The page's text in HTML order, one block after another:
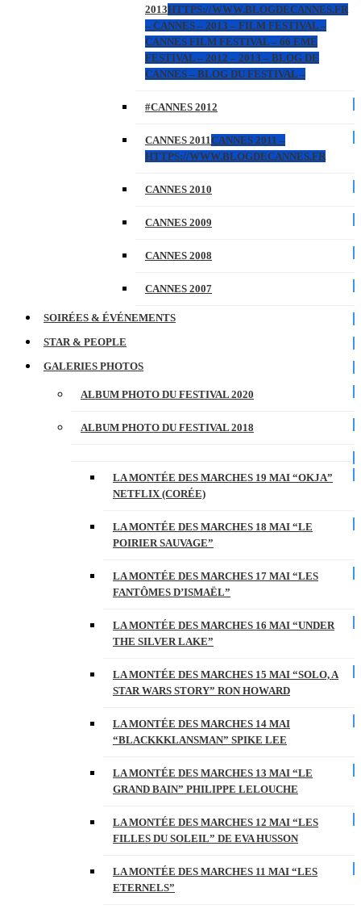
2013HTTPS://WWW.BLOGDECANNES.FR
– CANNES – 2013 – FILM FESTIVAL –
CANNES FILM FESTIVAL – 66 EME
FESTIVAL – 2012 – 2013 – BLOG DE
CANNES – BLOG DU FESTIVAL –
#CANNES 2012
CANNES 2011CANNES 2011 –
HTTPS://WWW.BLOGDECANNES.FR
CANNES 2010
CANNES 2009
CANNES 2008
CANNES 2007
SOIRÉES & ÉVÉNEMENTS
STAR & PEOPLE
GALERIES PHOTOS
ALBUM PHOTO DU FESTIVAL 2020
ALBUM PHOTO DU FESTIVAL 2018
LA MONTÉE DES MARCHES 19 MAI “OKJA”
NETFLIX (CORÉE)
LA MONTÉE DES MARCHES 18 MAI “LE
POIRIER SAUVAGE”
LA MONTÉE DES MARCHES 17 MAI “LES
FANTÔMES D’ISMAËL”
LA MONTÉE DES MARCHES 16 MAI “UNDER
THE SILVER LAKE”
LA MONTÉE DES MARCHES 15 MAI “SOLO, A
STAR WARS STORY” RON HOWARD
LA MONTÉE DES MARCHES 14 MAI
“BLACKKKLANSMAN” SPIKE LEE
LA MONTÉE DES MARCHES 13 MAI “LE
GRAND BAIN” PHILIPPE LELOUCHE
LA MONTÉE DES MARCHES 12 MAI “LES
FILLES DU SOLEIL” DE EVA HUSSON
LA MONTÉE DES MARCHES 11 MAI “LES
ETERNELS”